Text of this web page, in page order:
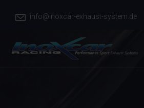
info@inoxcar-exhaust-system.de